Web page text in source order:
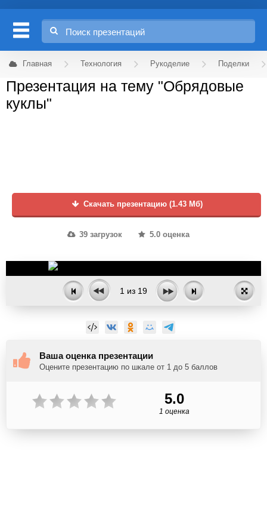
Главная Технология Рукоделие Поделки
Презентация на тему "Обрядовые
куклы"
Скачать презентацию (1.43 Мб)
39 загрузок 5.0 оценка
1 из 19
Ваша оценка презентации
Оцените презентацию по шкале от 1 до 5 баллов
5.0
1 оценка